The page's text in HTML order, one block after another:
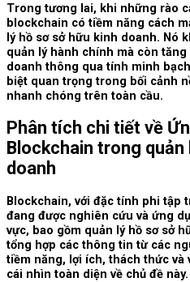
Trong tương lai, khi những rào
blockchain có tiềm năng cách
lý hồ sơ sở hữu kinh doanh. Nó
quản lý hành chính mà còn
doanh thông qua tính minh
biệt quan trọng trong bối cảnh
nhanh chóng trên toàn cầu.
Phân tích chi tiết về
Blockchain trong
doanh
Blockchain, với đặc tính phi tập
đang được nghiên cứu và ứng
vực, bao gồm quản lý hồ sơ sở
tổng hợp các thông tin từ các
tiềm năng, lợi ích, thách thức và
cái nhìn toàn diện về chủ đề này.